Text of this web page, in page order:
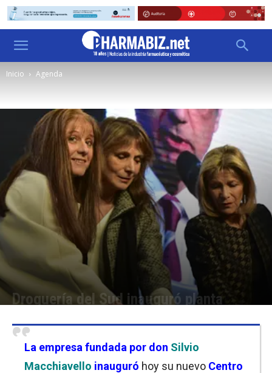
Inicio Agenda
Droguería del Sud inauguró planta
La empresa fundada por don Silvio
Macchiavello inauguró hoy su nuevo Centro